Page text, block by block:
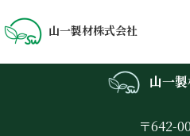
山一製材株式会社
山一
〒642-